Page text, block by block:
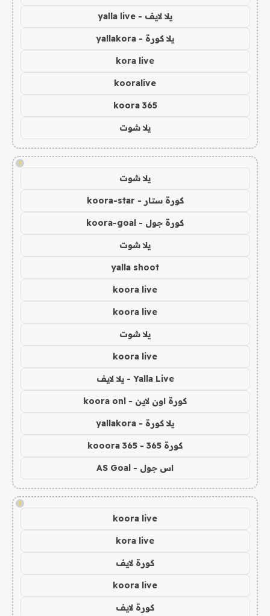
يلا لايف - yalla live
يلا كورة - yallakora
kora live
kooralive
koora 365
يلا شوت
!
يلا شوت
كورة ستار - koora-star
كورة جول - koora-goal
يلا شوت
yalla shoot
koora live
koora live
يلا شوت
koora live
Yalla Live - يلا لايف
كورة اون لاين - koora onl
يلا كورة - yallakora
كورة 365 - kooora 365
اس جول - AS Goal
!
koora live
kora live
كورة لايف
koora live
كورة لايف